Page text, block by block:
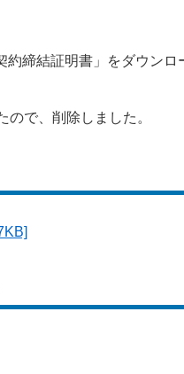
証明書」をダウンロー
で、削除しました。